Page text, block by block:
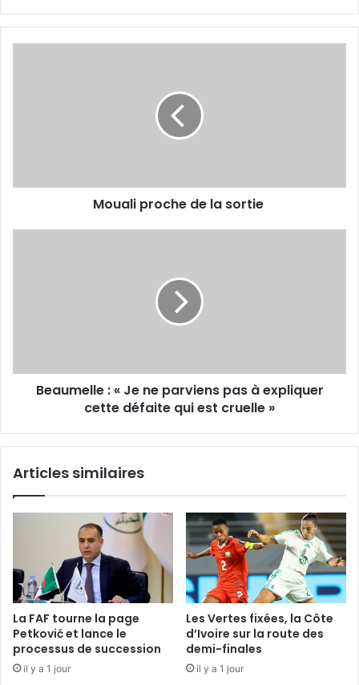
Mouali proche de la sortie
expliquer
cette
»
Beaumelle : « Je ne parviens pas à expliquer
cette défaite qui est cruelle »
Articles similaires
La FAF tourne la page
Petković et lance le
processus de succession
il y a 1 jour
Les Vertes fixées, la Côte
d’Ivoire sur la route des
demi-finales
il y a 1 jour